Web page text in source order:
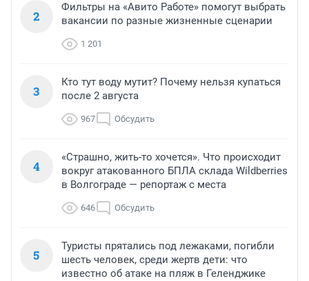
2
Фильтры на «Авито Работе» помогут выбрать
вакансии по разные жизненные сценарии
1 201
3
Кто тут воду мутит? Почему нельзя купаться
после 2 августа
967 Обсудить
4
«Страшно, жить-то хочется». Что происходит
вокруг атакованного БПЛА склада Wildberries
в Волгограде — репортаж с места
646 Обсудить
5
Туристы прятались под лежаками, погибли
шесть человек, среди жертв дети: что
известно об атаке на пляж в Геленджике